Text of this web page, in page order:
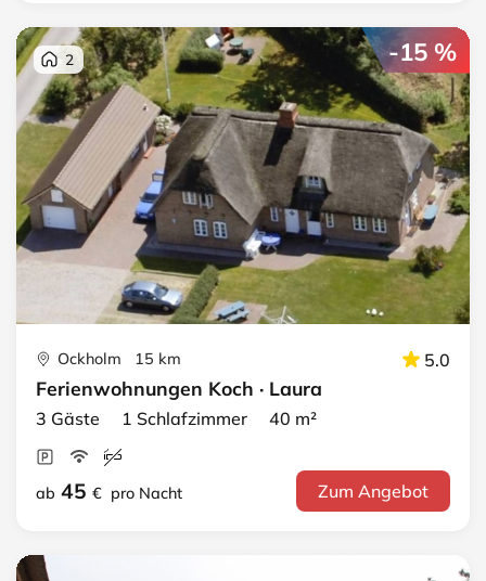
-15 %
2
Ockholm 15 km 5.0
Ferienwohnungen Koch · Laura
3 Gäste 1 Schlafzimmer 40 m²
ab 45 € pro Nacht Zum Angebot